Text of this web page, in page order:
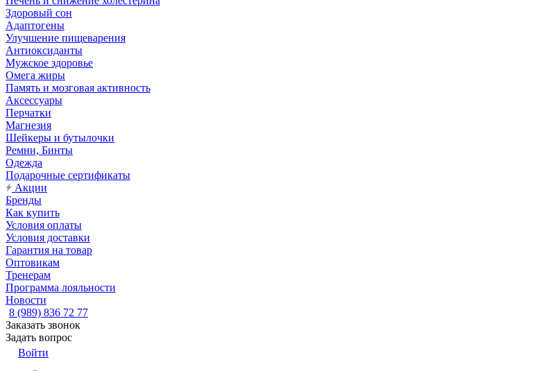
Здоровый сон
Адаптогены
Улучшение пищеварения
Антиоксиданты
Мужское здоровье
Омега жиры
Память и мозговая активность
Аксессуары
Перчатки
Магнезия
Шейкеры и бутылочки
Ремни, Бинты
Одежда
Подарочные сертификаты
Акции
Бренды
Как купить
Условия оплаты
Условия доставки
Гарантия на товар
Оптовикам
Тренерам
Программа лояльности
Новости
8 (989) 836 72 77
Заказать звонок
Задать вопрос
Войти